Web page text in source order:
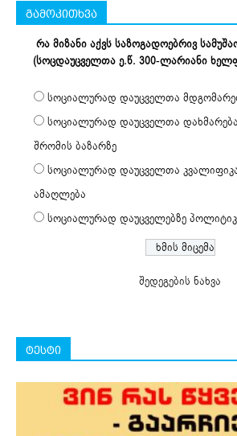
გამოკითხვა
რა მიზანი აქვს საზოგადოებრივ
(სოცდაუცველთა ე.წ. 300-ლარიანი
სოციალურად დაუცველთა
სოციალურად დაუცველთა
შრომის ბაზარზე
სოციალურად დაუცველთა
ამაღლება
სოციალურად დაუცველებზე
შედეგების ნახვა
ტესტი